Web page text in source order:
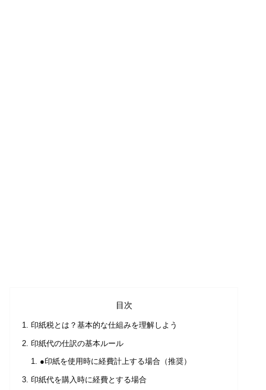
目次
印紙税とは？基本的な仕組みを理解しよう
印紙代の仕訳の基本ルール
●印紙を使用時に経費計上する場合（推奨）
印紙代を購入時に経費とする場合